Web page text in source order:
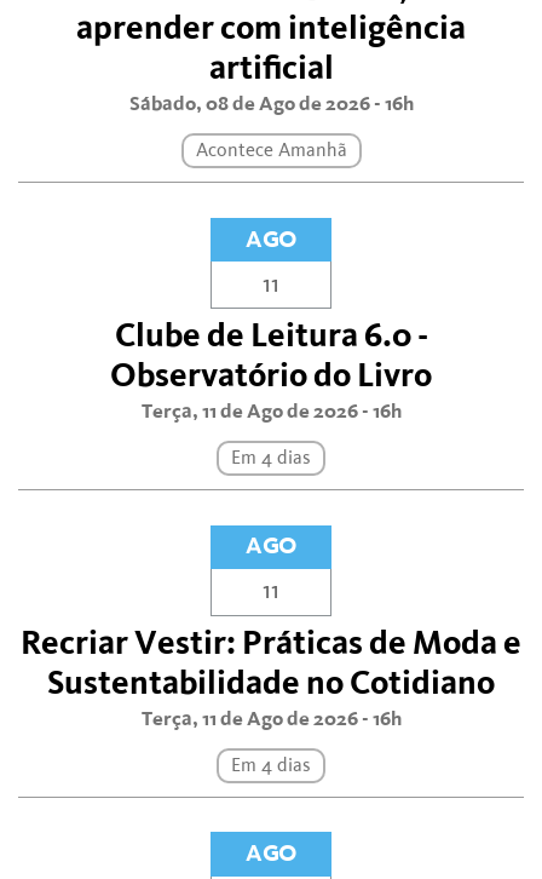
aprender com inteligência
artificial
Sábado, 08 de Ago de 2026 - 16h
Acontece Amanhã
AGO
11
Clube de Leitura 6.0 -
Observatório do Livro
Terça, 11 de Ago de 2026 - 16h
Em 4 dias
AGO
11
Recriar Vestir: Práticas de Moda e
Sustentabilidade no Cotidiano
Terça, 11 de Ago de 2026 - 16h
Em 4 dias
AGO